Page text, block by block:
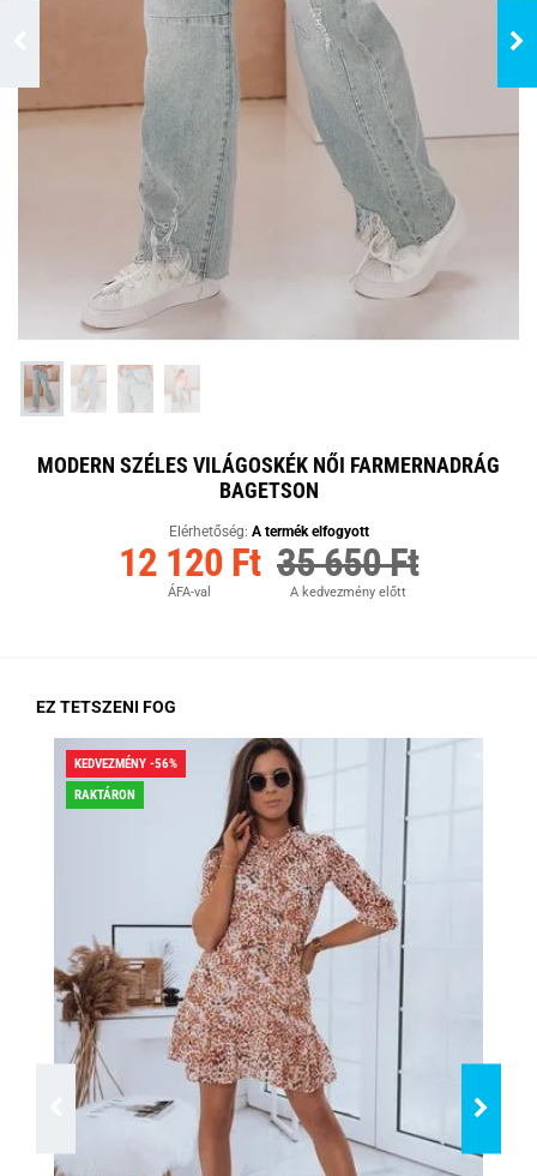
MODERN SZÉLES VILÁGOSKÉK NŐI FARMERNADRÁG
BAGETSON
Elérhetőség: A termék elfogyott
12 120 Ft
ÁFA-val
35 650 Ft
A kedvezmény előtt
EZ TETSZENI FOG
KEDVEZMÉNY -56%
RAKTÁRON